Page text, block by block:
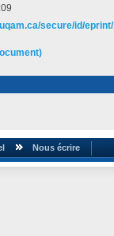
secure/id/
Nous écrire